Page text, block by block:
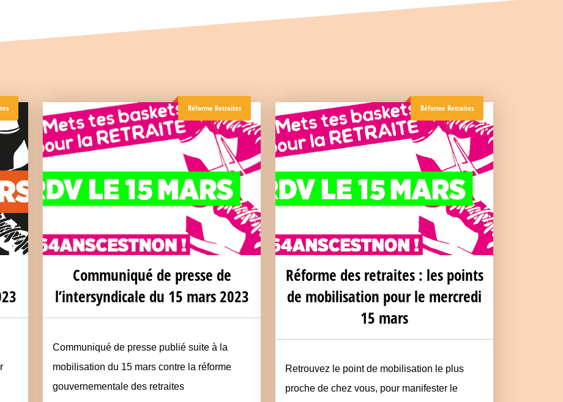
Réforme Retraites
Communiqué de presse de
l’intersyndicale du 15 mars 2023
Communiqué de presse publié suite à la
mobilisation du 15 mars contre la réforme
gouvernementale des retraites
Réforme Retraites
Réforme des retraites : les points
de mobilisation pour le mercredi
15 mars
Retrouvez le point de mobilisation le plus
proche de chez vous, pour manifester le